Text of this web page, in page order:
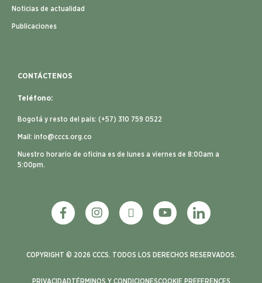
Noticias de actualidad
Publicaciones
CONTÁCTENOS
Teléfono:
Bogotá y resto del país: (+57) 310 759 0522
Mail: info@cccs.org.co
Nuestro horario de oficina es de lunes a viernes de 8:00am a
5:00pm.
COPYRIGHT © 2026 CCCS. TODOS LOS DERECHOS RESERVADOS.
PRIVACIDADTÉRMINOS Y CONDICIONESCOOKIE PREFERENCES